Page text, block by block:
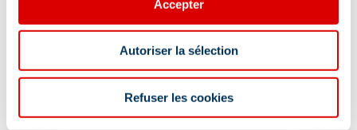
Accepter
Autoriser la sélection
Refuser les cookies